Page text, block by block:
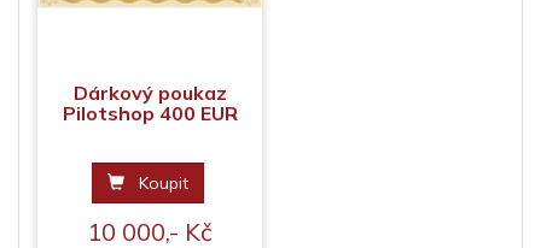
Dárkový poukaz
Pilotshop 400 EUR
Koupit
10 000,- Kč